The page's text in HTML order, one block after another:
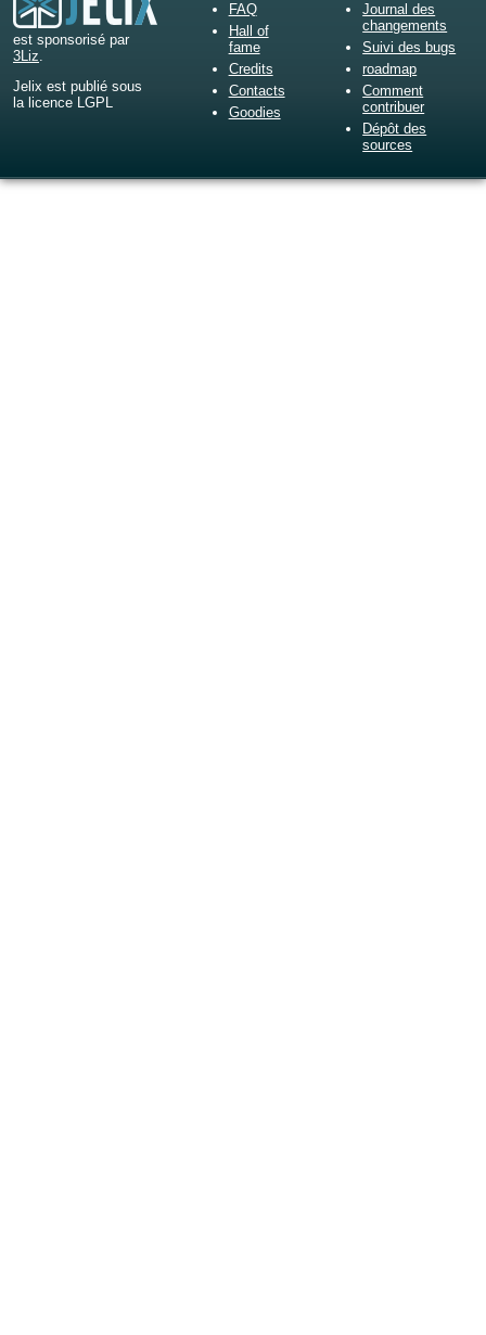
est sponsorisé par
3Liz.
Jelix est publié sous
la licence LGPL
FAQ
Hall of
fame
Credits
Contacts
Goodies
Journal des
changements
Suivi des bugs
roadmap
Comment
contribuer
Dépôt des
sources